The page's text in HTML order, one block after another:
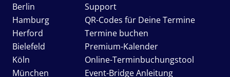
Berlin
Hamburg
Herford
Bielefeld
Köln
München
Support
QR-Codes für Deine Termine
Termine buchen
Premium-Kalender
Online-Terminbuchungstool
Event-Bridge Anleitung